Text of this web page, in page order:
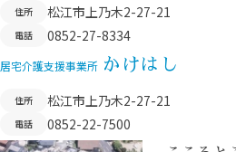
住所 松江市上乃木2-27-21
電話 0852-27-8334
居宅介護支援事業所 かけはし
住所 松江市上乃木2-27-21
電話 0852-22-7500